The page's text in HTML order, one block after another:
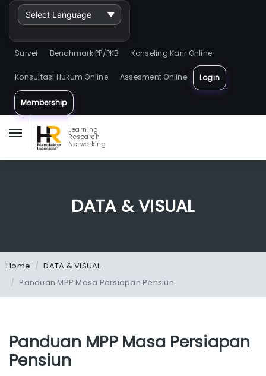
Survei Benchmark PP/PKB Konseling Karir Online
Konsultasi Hukum Online Assesment Online Login
Membership
Learning
Research
Networking
DATA & VISUAL
Home
DATA & VISUAL
Panduan MPP Masa Persiapan Pensiun
Panduan MPP Masa Persiapan
Pensiun